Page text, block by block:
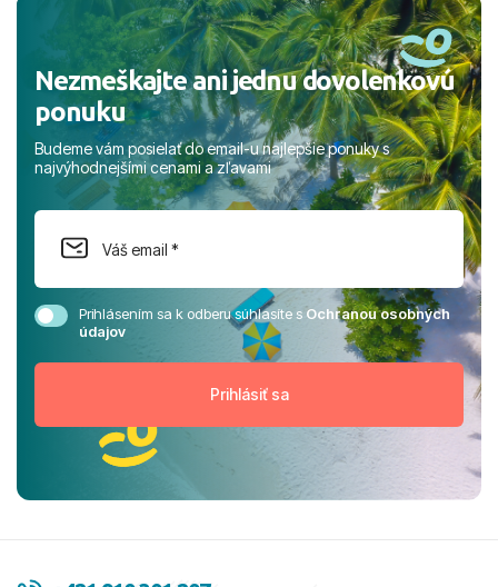
Nezmeškajte ani jednu dovolenkovú
ponuku
Budeme vám posielať do email-u najlepšie ponuky s
najvýhodnejšími cenami a zľavami
Prihlásením sa k odberu súhlasíte sOchranou osobných
údajov